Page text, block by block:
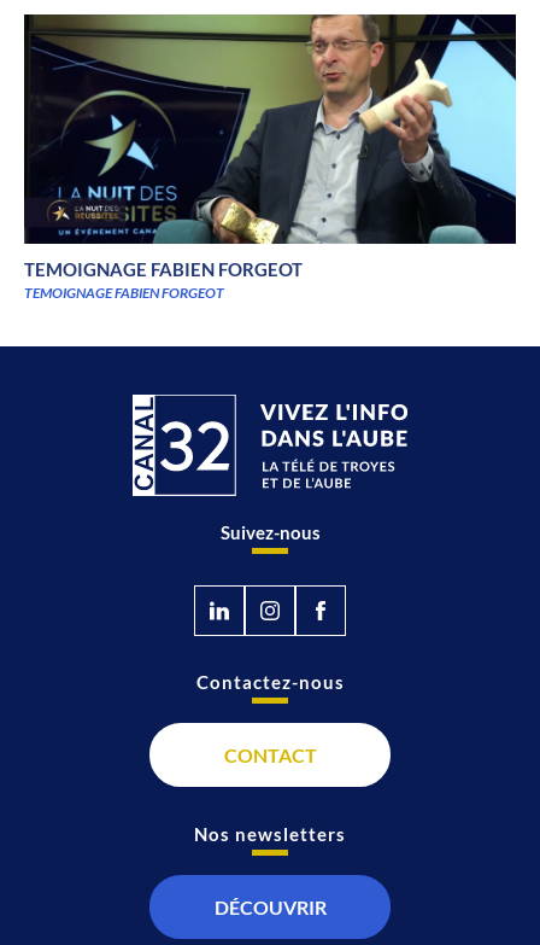
TEMOIGNAGE FABIEN FORGEOT
TEMOIGNAGE FABIEN FORGEOT
Suivez-nous
Contactez-nous
CONTACT
Nos newsletters
DÉCOUVRIR